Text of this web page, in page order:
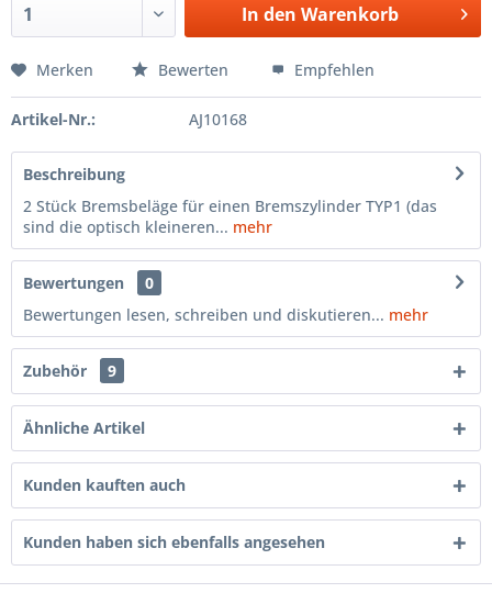
In den Warenkorb
Merken Bewerten Empfehlen
Artikel-Nr.: AJ10168
Beschreibung
2 Stück Bremsbeläge für einen Bremszylinder TYP1 (das
sind die optisch kleineren... mehr
Bewertungen
0
Bewertungen lesen, schreiben und diskutieren... mehr
Zubehör 9
Ähnliche Artikel
Kunden kauften auch
Kunden haben sich ebenfalls angesehen